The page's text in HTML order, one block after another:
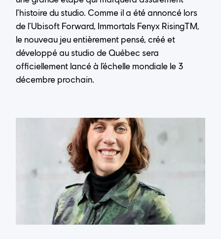
l’histoire du studio. Comme il a été annoncé lors
de l’Ubisoft Forward, Immortals Fenyx RisingTM,
le nouveau jeu entièrement pensé, créé et
développé au studio de Québec sera
officiellement lancé à l’échelle mondiale le 3
décembre prochain.